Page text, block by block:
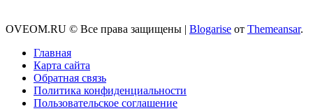
OVEOM.RU © Все права защищены | Blogarise от Themeansar.
Главная
Карта сайта
Обратная связь
Политика конфиденциальности
Пользовательское соглашение